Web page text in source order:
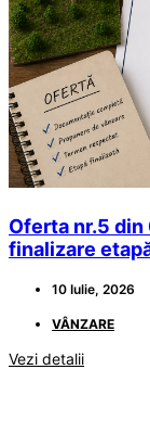
Oferta nr.5
finalizare
10 Iulie, 2026
VÂNZARE
Vezi detalii